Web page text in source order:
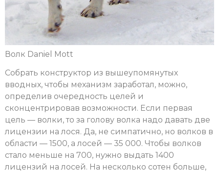
Волк Daniel Mott
Собрать конструктор из вышеупомянутых
вводных, чтобы механизм заработал, можно,
определив очередность целей и
сконцентрировав возможности. Если первая
цель — волки, то за голову волка надо давать две
лицензии на лося. Да, не симпатично, но волков в
области — 1500, а лосей — 35 000. Чтобы волков
стало меньше на 700, нужно выдать 1400
лицензий на лосей. На несколько сотен больше,